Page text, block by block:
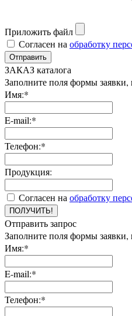
Приложить файл
Согласен на обработку
Отправить
ЗАКАЗ каталога
Заполните поля формы
Имя:*
E-mail:*
Телефон:*
Продукция:
Согласен на обработку
ПОЛУЧИТЬ!
Отправить запрос
Заполните поля формы
Имя:*
E-mail:*
Телефон:*